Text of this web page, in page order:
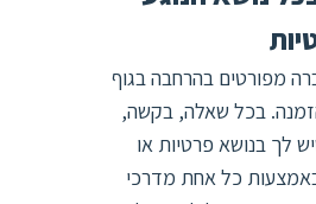
מפורטים בהרחבה בגוף
בכל שאלה, בקשה,
לך בנושא פרטיות או
באמצעות כל אחת מדרכי